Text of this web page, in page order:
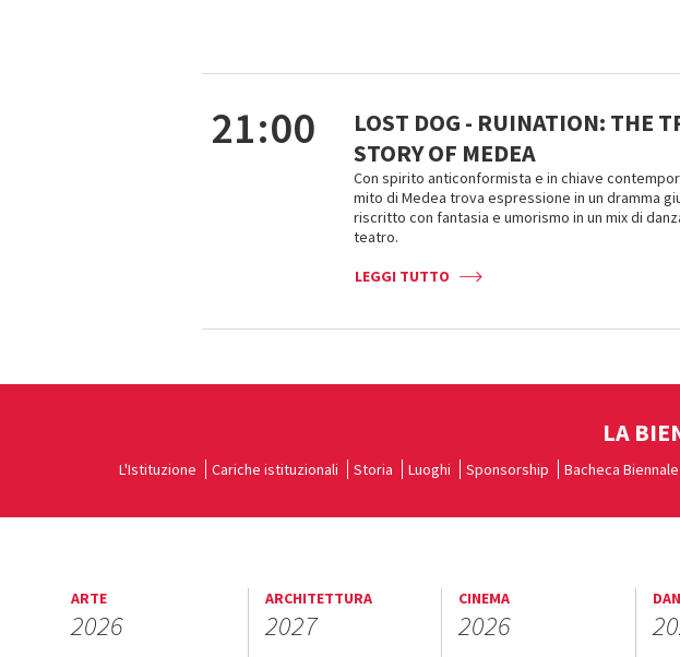
21:00
LOST DOG - RUINATION: THE
STORY OF MEDEA
Con spirito anticonformista e in chiave
mito di Medea trova espressione in un dramma
riscritto con fantasia e umorismo in un mix di
teatro.
LEGGI TUTTO
LA
L'Istituzione Cariche istituzionali Storia Luoghi Sponsorship Bacheca Biennale
ARTE
2026
ARCHITETTURA
2027
CINEMA
2026